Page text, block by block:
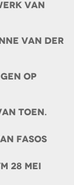
van
van der
op
Toen.
Fasos
28 mei